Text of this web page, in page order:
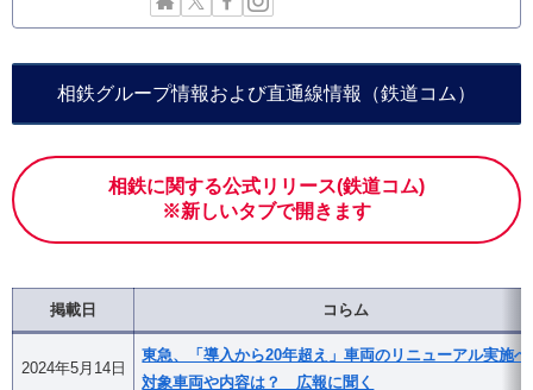
相鉄グループ情報および直通線情報（鉄道コム）
相鉄に関する公式リリース(鉄道コム)
※新しいタブで開きます
掲載日 コらム
2024年5月14日
東急、「導入から20年超え」車両のリニューアル実施へ
対象車両や内容は？ 広報に聞く